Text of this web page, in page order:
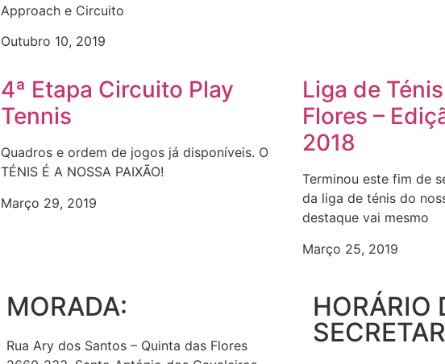
Approach e Circuito
Outubro 10, 2019
4ª Etapa Circuito Play
Tennis
Quadros e ordem de jogos já disponíveis. O
TÉNIS É A NOSSA PAIXÃO!
Março 29, 2019
Liga de
Flores –
2018
Terminou este fim de
da liga de ténis do
destaque vai mesmo
Março 25, 2019
MORADA:
Rua Ary dos Santos – Quinta das Flores
HORÁRIO